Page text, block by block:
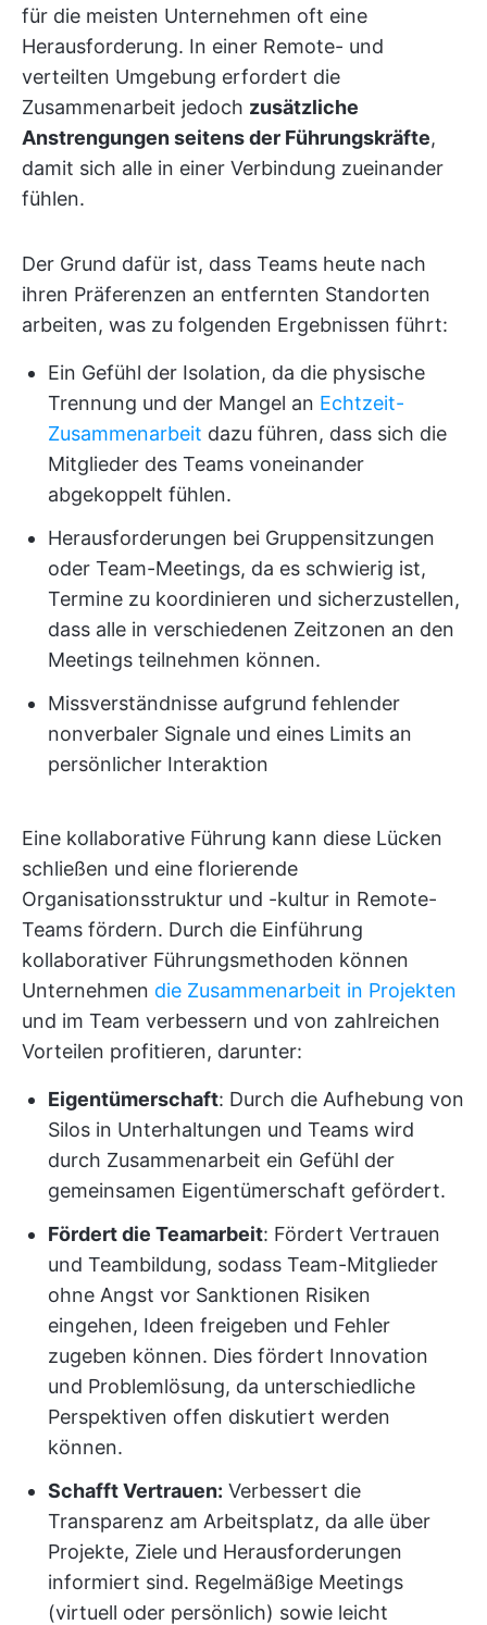
für die meisten Unternehmen oft eine
Herausforderung. In einer Remote- und
verteilten Umgebung erfordert die
Zusammenarbeit jedoch zusätzliche
Anstrengungen seitens der Führungskräfte,
damit sich alle in einer Verbindung zueinander
fühlen.
Der Grund dafür ist, dass Teams heute nach
ihren Präferenzen an entfernten Standorten
arbeiten, was zu folgenden Ergebnissen führt:
Ein Gefühl der Isolation, da die physische
Trennung und der Mangel an Echtzeit-
Zusammenarbeit dazu führen, dass sich die
Mitglieder des Teams voneinander
abgekoppelt fühlen.
Herausforderungen bei Gruppensitzungen
oder Team-Meetings, da es schwierig ist,
Termine zu koordinieren und sicherzustellen,
dass alle in verschiedenen Zeitzonen an den
Meetings teilnehmen können.
Missverständnisse aufgrund fehlender
nonverbaler Signale und eines Limits an
persönlicher Interaktion
Eine kollaborative Führung kann diese Lücken
schließen und eine florierende
Organisationsstruktur und -kultur in Remote-
Teams fördern. Durch die Einführung
kollaborativer Führungsmethoden können
Unternehmen die Zusammenarbeit in Projekten
und im Team verbessern und von zahlreichen
Vorteilen profitieren, darunter:
Eigentümerschaft: Durch die Aufhebung von
Silos in Unterhaltungen und Teams wird
durch Zusammenarbeit ein Gefühl der
gemeinsamen Eigentümerschaft gefördert.
Fördert die Teamarbeit: Fördert Vertrauen
und Teambildung, sodass Team-Mitglieder
ohne Angst vor Sanktionen Risiken
eingehen, Ideen freigeben und Fehler
zugeben können. Dies fördert Innovation
und Problemlösung, da unterschiedliche
Perspektiven offen diskutiert werden
können.
Schafft Vertrauen: Verbessert die
Transparenz am Arbeitsplatz, da alle über
Projekte, Ziele und Herausforderungen
informiert sind. Regelmäßige Meetings
(virtuell oder persönlich) sowie leicht